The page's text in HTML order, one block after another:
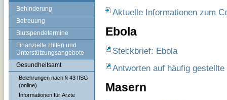
Behinderung
Betreuung
Blutspendetermine
Finanzielle Hilfen und
Unterstützungsangebote
Gesundheitsamt
Belehrungen nach § 43 IfSG
(online)
Informationen für Ärzte
Aktuelle Informationen zum
Ebola
Steckbrief: Ebola
Antworten auf häufig
Masern